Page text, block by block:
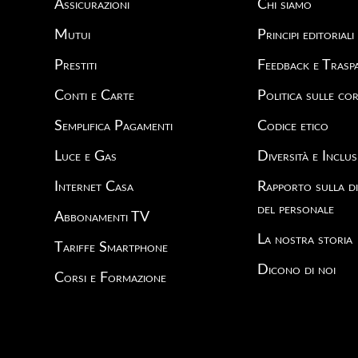
Assicurazioni
Mutui
Prestiti
Conti e Carte
Semplifica Pagamenti
Luce e Gas
Internet Casa
Abbonamenti TV
Tariffe Smartphone
Corsi e Formazione
Chi siamo
Principi editoriali
Feedback e
Politica sulle
Codice etico
Diversità e
Rapporto sulla
del personale
La nostra storia
Dicono di noi